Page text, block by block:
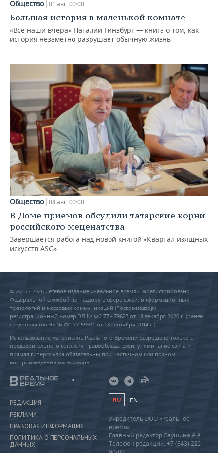
Общество 01 авг, 00:00
Большая история в маленькой комнате
«Все наши вчера» Наталии Гинзбург — книга о том, как
история незаметно разрушает обычную жизнь
Общество 08 авг, 00:00
В Доме приемов обсудили татарские корни
российского меценатства
Завершается работа над новой книгой «Квартал изящных
искусств ASG»
© 2015 - 2026 Сетевое издание «Реальное время» Зарегистрировано
Федеральной службой по надзору в сфере связи, информационных
технологий и массовых коммуникаций (Роскомнадзор) –
регистрационный номер ЭЛ № ФС 77 - 79627 от 18 декабря 2020 г. (ранее
свидетельство Эл № ФС 77-59331 от 18 сентября 2014 г.)
Использование материалов Реального Времени разрешено только с
предварительного согласия правообладателей, упоминание сайта и
прямая гиперссылка обязательны при частичном или полном
воспроизведении материалов.
18+
РЕДАКЦИЯ
РЕКЛАМА
ПРАВОВАЯ ИНФОРМАЦИЯ
ПОЛИТИКА О ПЕРСОНАЛЬНЫХ
ДАННЫХ
RU EN
Учредитель ООО «Реальное
время»
Главный редактор Саушина А.А.
Телефон редакции: +7 (843) 222-